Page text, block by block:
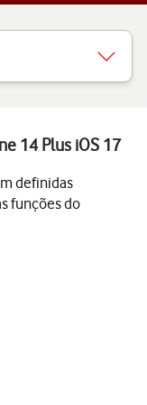
14 Plus iOS 17
definidas
funções do